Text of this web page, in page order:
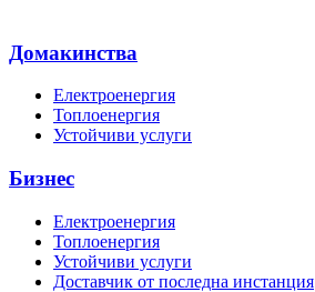
Домакинства
Електроенергия
Топлоенергия
Устойчиви услуги
Бизнес
Електроенергия
Топлоенергия
Устойчиви услуги
Доставчик от последна инстанция